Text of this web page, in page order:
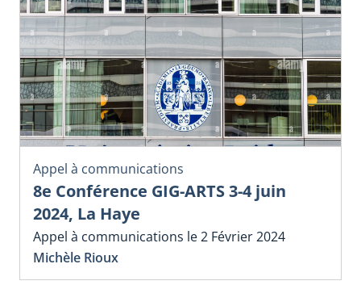
Appel à communications
8e Conférence GIG-ARTS 3-4 juin
2024, La Haye
Appel à communications le 2 Février 2024
Michèle Rioux